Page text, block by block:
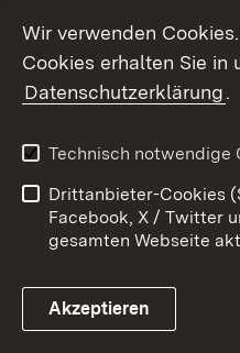
Link zum Landesportal
Kontakt
Impressum
Wir verwenden
Cookies erhalten Sie in
Datenschutzerklärung.
Technisch notwendige
Drittanbieter-Cookies
Facebook, X / Twitter
gesamten Webseite
Akzeptieren